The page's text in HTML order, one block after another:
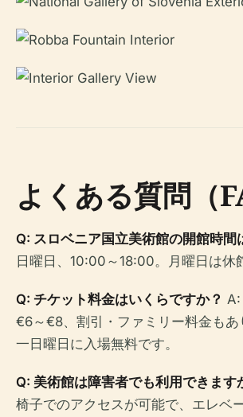
よくある質問（
Q: スロベニア国立美術館の開館時間
日曜日、10:00～18:00。月曜日は休
Q: チケット料金はいくらですか？
€6～€8、割引・ファミリー料金もあ
一日曜日に入場無料です。
Q: 美術館は障害者でも利用できます
椅子でのアクセスが可能で、エレベ